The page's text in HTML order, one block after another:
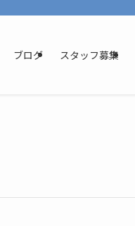
ていただけるように、明る
ブログ スタッフ募集